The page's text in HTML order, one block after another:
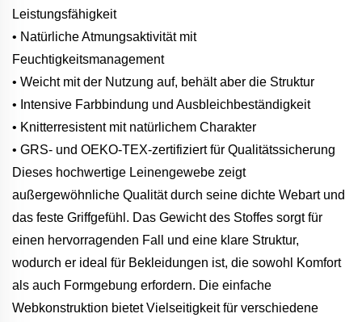
Leistungsfähigkeit
• Natürliche Atmungsaktivität mit
Feuchtigkeitsmanagement
• Weicht mit der Nutzung auf, behält aber die Struktur
• Intensive Farbbindung und Ausbleichbeständigkeit
• Knitterresistent mit natürlichem Charakter
• GRS- und OEKO-TEX-zertifiziert für Qualitätssicherung
Dieses hochwertige Leinengewebe zeigt
außergewöhnliche Qualität durch seine dichte Webart und
das feste Griffgefühl. Das Gewicht des Stoffes sorgt für
einen hervorragenden Fall und eine klare Struktur,
wodurch er ideal für Bekleidungen ist, die sowohl Komfort
als auch Formgebung erfordern. Die einfache
Webkonstruktion bietet Vielseitigkeit für verschiedene